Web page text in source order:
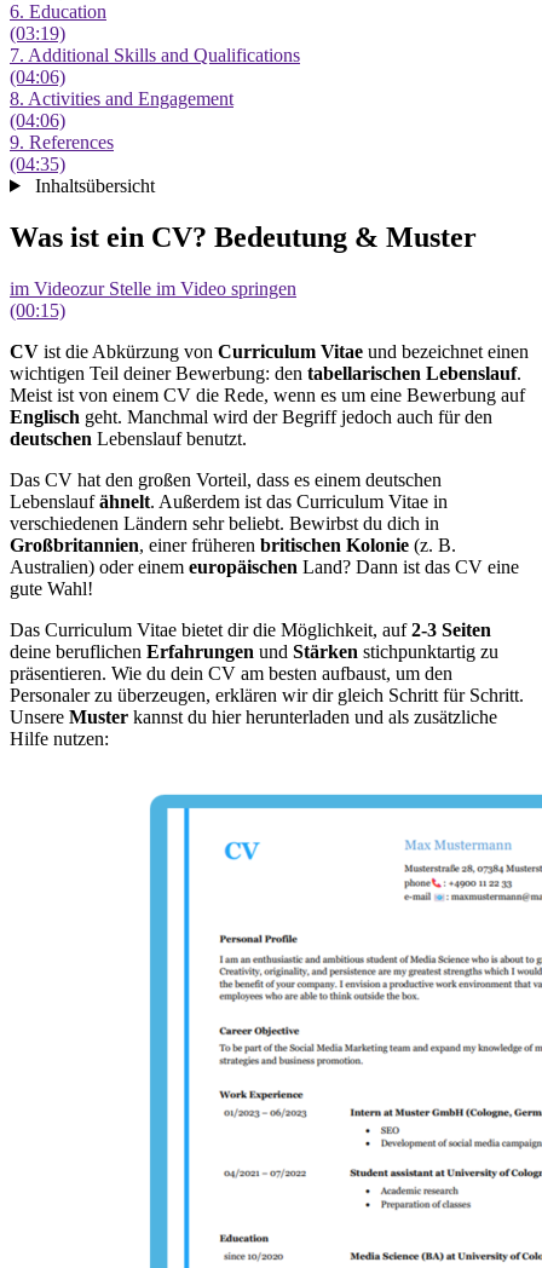
6. Education
(03:19)
7. Additional Skills and Qualifications
(04:06)
8. Activities and Engagement
(04:06)
9. References
(04:35)
Inhaltsübersicht
Was ist ein CV? Bedeutung & Muster
im Videozur Stelle im Video springen
(00:15)
CV ist die Abkürzung von Curriculum Vitae und bezeichnet einen
wichtigen Teil deiner Bewerbung: den tabellarischen Lebenslauf.
Meist ist von einem CV die Rede, wenn es um eine Bewerbung auf
Englisch geht. Manchmal wird der Begriff jedoch auch für den
deutschen Lebenslauf benutzt.
Das CV hat den großen Vorteil, dass es einem deutschen
Lebenslaufähnelt. Außerdem ist das Curriculum Vitae in
verschiedenen Ländern sehr beliebt. Bewirbst du dich in
Großbritannien, einer früheren britischen Kolonie (z. B.
Australien) oder einem europäischen Land? Dann ist das CV eine
gute Wahl!
Das Curriculum Vitae bietet dir die Möglichkeit, auf2-3 Seiten
deine beruflichen Erfahrungen und Stärken stichpunktartig zu
präsentieren. Wie du dein CV am besten aufbaust, um den
Personaler zu überzeugen, erklären wir dir gleich Schritt für Schritt.
Unsere Muster kannst du hier herunterladen und als zusätzliche
Hilfe nutzen: